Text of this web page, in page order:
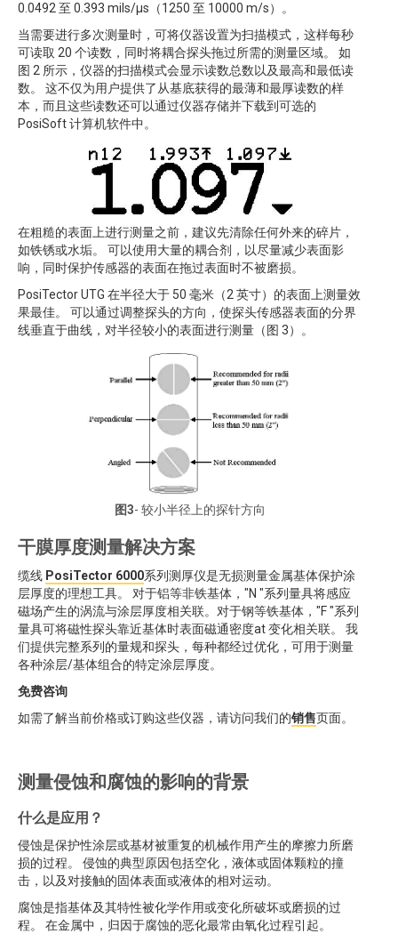
0.0492 至 0.393 mils/µs（1250 至 10000 m/s）。
当需要进行多次测量时，可将仪器设置为扫描模式，这样每秒
可读取 20 个读数，同时将耦合探头拖过所需的测量区域。 如
图 2 所示，仪器的扫描模式会显示读数总数以及最高和最低读
数。 这不仅为用户提供了从基底获得的最薄和最厚读数的样
本，而且这些读数还可以通过仪器存储并下载到可选的
PosiSoft 计算机软件中。
在粗糙的表面上进行测量之前，建议先清除任何外来的碎片，
如铁锈或水垢。 可以使用大量的耦合剂，以尽量减少表面影
响，同时保护传感器的表面在拖过表面时不被磨损。
PosiTector UTG 在半径大于 50 毫米（2 英寸）的表面上测量效
果最佳。 可以通过调整探头的方向，使探头传感器表面的分界
线垂直于曲线，对半径较小的表面进行测量（图 3）。
图3- 较小半径上的探针方向
干膜厚度测量解决方案
缆线 PosiTector 6000系列测厚仪是无损测量金属基体保护涂
层厚度的理想工具。 对于铝等非铁基体，"N "系列量具将感应
磁场产生的涡流与涂层厚度相关联。对于钢等铁基体，"F "系列
量具可将磁性探头靠近基体时表面磁通密度at 变化相关联。 我
们提供完整系列的量规和探头，每种都经过优化，可用于测量
各种涂层/基体组合的特定涂层厚度。
免费咨询
如需了解当前价格或订购这些仪器，请访问我们的销售页面。
测量侵蚀和腐蚀的影响的背景
什么是应用？
侵蚀是保护性涂层或基材被重复的机械作用产生的摩擦力所磨
损的过程。 侵蚀的典型原因包括空化，液体或固体颗粒的撞
击，以及对接触的固体表面或液体的相对运动。
腐蚀是指基体及其特性被化学作用或变化所破坏或磨损的过
程。 在金属中，归因于腐蚀的恶化最常由氧化过程引起。